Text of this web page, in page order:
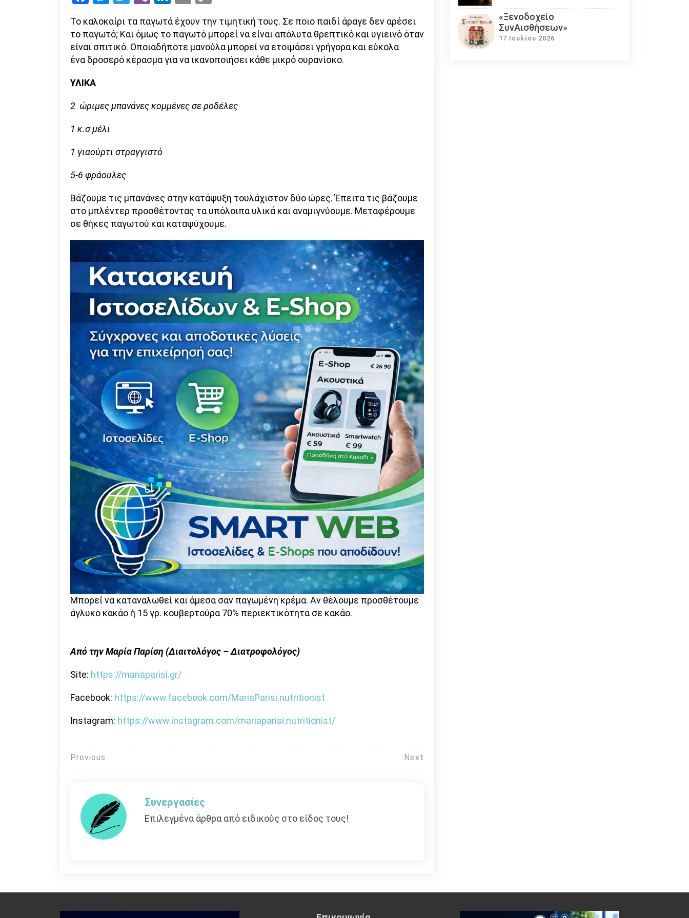
Το καλοκαίρι τα παγωτά έχουν την τιμητική τους. Σε ποιο παιδί άραγε δεν αρέσει
το παγωτό; Και όμως το παγωτό μπορεί να είναι απόλυτα θρεπτικό και υγιεινό όταν
είναι σπιτικό. Οποιαδήποτε μανούλα μπορεί να ετοιμάσει γρήγορα και εύκολα
ένα δροσερό κέρασμα για να ικανοποιήσει κάθε μικρό ουρανίσκο.
ΥΛΙΚΑ
2 ώριμες μπανάνες κομμένες σε ροδέλες
1 κ.σ μέλι
1 γιαούρτι στραγγιστό
5-6 φράουλες
Βάζουμε τις μπανάνες στην κατάψυξη τουλάχιστον δύο ώρες. Έπειτα τις βάζουμε
στο μπλέντερ προσθέτοντας τα υπόλοιπα υλικά και αναμιγνύουμε. Μεταφέρουμε
σε θήκες παγωτού και καταψύχουμε.
Μπορεί να καταναλωθεί και άμεσα σαν παγωμένη κρέμα. Αν θέλουμε προσθέτουμε
άγλυκο κακάο ή 15 γρ. κουβερτούρα 70% περιεκτικότητα σε κακάο.
Από την Μαρία Παρίση (Διαιτολόγος – Διατροφολόγος)
Site: https://mariaparisi.gr/
Facebook: https://www.facebook.com/MariaParisi.nutritionist
Instagram: https://www.instagram.com/mariaparisi.nutritionist/
Πλοήγηση
Previous Next
Συνεργασίες
Επιλεγμένα άρθρα από ειδικούς στο είδος τους!
«Ξενοδοχείο
ΣυνΑισθήσεων»
17 Ιουλίου 2026